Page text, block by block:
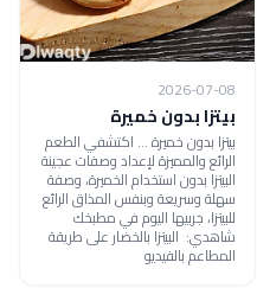
2026-07-08
بيتزا بدون خميرة
بيتزا بدون خميرة ... اكتشفي الطعم
الرائع والمميزة لإعداد وصفات عجينة
البيتزا بدون استخدام الخميرة، وصفة
سهلة وسريعة وبنفس المذاق الرائع
للبيتزا، جربيها اليوم في مطبخك
شاهدي: البيتزا بالخضار على طريقة
المطاعم بالفيديو